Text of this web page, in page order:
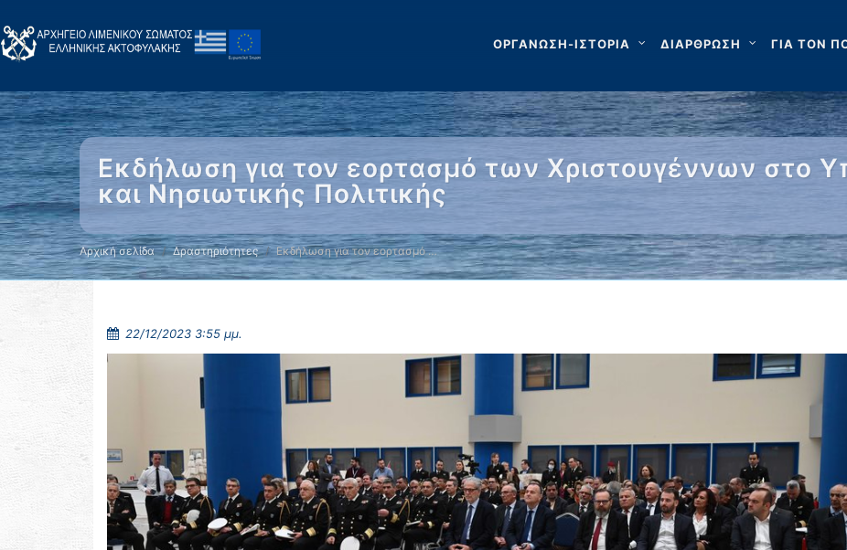
ΟΡΓΑΝΩΣΗ-ΙΣΤΟΡΙΑ ΔΙΑΡΘΡΩΣΗ ΓΙΑ ΤΟΝ
Εκδήλωση για τον εορτασμό των Χριστουγέννων στο
και Νησιωτικής Πολιτικής
Αρχική σελίδα Δραστηριότητες Εκδήλωση για τον εορτασμό …
22/12/2023 3:55 μμ.